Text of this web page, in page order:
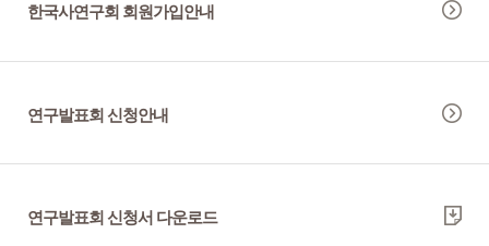
한국사연구회 회원가입안내
연구발표회 신청안내
연구발표회 신청서 다운로드